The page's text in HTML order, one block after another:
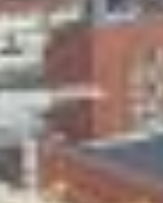
Skeittihalli
Varhaiskasvatus
Ateria- ja välipalamaksut
Mämminiemi
Taideapteekki